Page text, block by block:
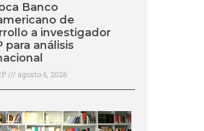
Banco
de
a investigador
para análisis
agosto 6, 2026